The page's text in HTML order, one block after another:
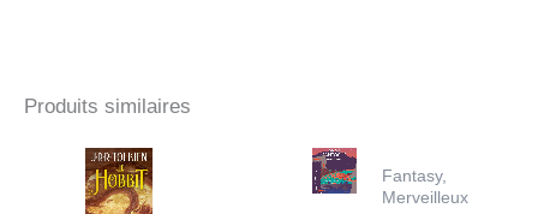
Produits similaires
Fantasy,
Merveilleux